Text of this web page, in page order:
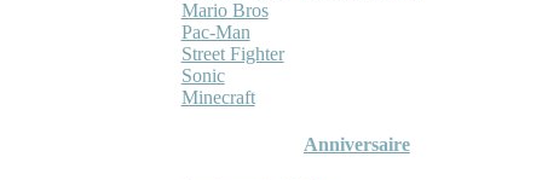
Mario Bros
Pac-Man
Street Fighter
Sonic
Minecraft
Anniversaire